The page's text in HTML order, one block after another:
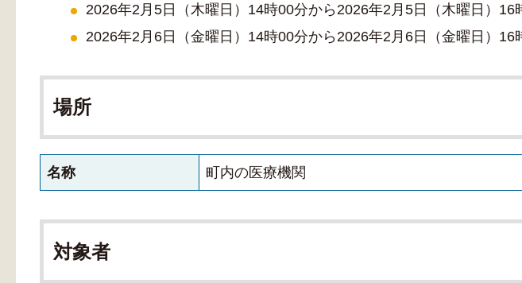
2026年2月5日（木曜日）14時00分から2026年2月5日（木曜日）16
2026年2月6日（金曜日）14時00分から2026年2月6日（金曜日）16
場所
名称 町内の医療機関
対象者